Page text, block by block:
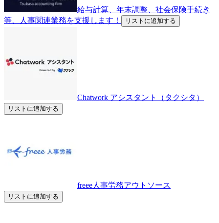
給与計算、年末調整、社会保険手続き
等、人事関連業務を支援します！
リストに追加する
Chatwork アシスタント（タクシタ）
リストに追加する
freee人事労務アウトソース
リストに追加する